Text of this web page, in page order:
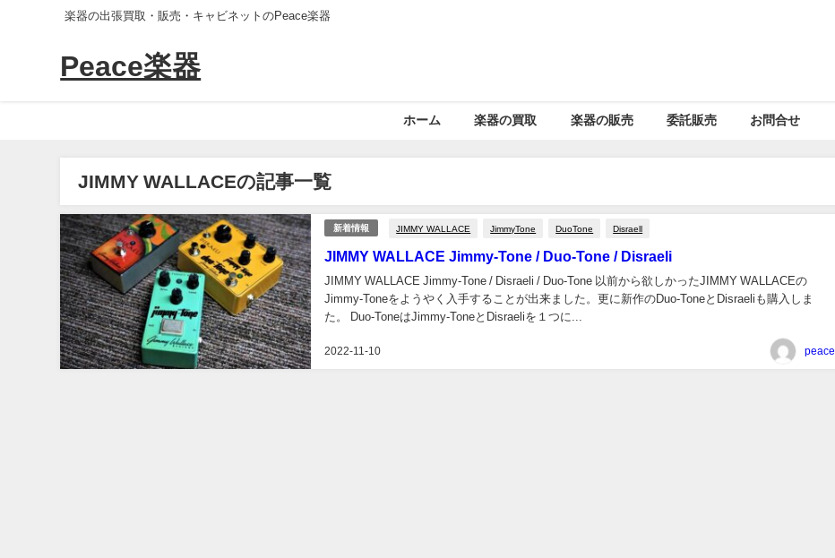
楽器の出張買取・販売・キャビネットのPeace楽器
Peace楽器
ホーム 楽器の買取 楽器の販売 委託販売 お問合せ
JIMMY WALLACEの記事一覧
新着情報 JIMMY WALLACE JimmyTone DuoTone Disraell
JIMMY WALLACE Jimmy-Tone / Duo-Tone / Disraeli
2022-11-10
JIMMY WALLACE Jimmy-Tone / Disraeli / Duo-Tone 以前から欲しかったJIMMY WALLACEの
Jimmy-Toneをようやく入手することが出来ました。更に新作のDuo-ToneとDisraeliも購入しま
た。 Duo-ToneはJimmy-ToneとDisraeliを１つに...
peace